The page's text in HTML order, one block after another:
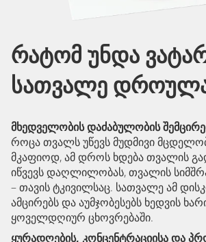
რატომ უნდა
სათვალე
მხედველობის დაძაბულობის
როცა თვალს უწევს მუდმივი
მკაფიოდ, ამ დროს ხდება თვალის
იწვევს დაღლილობას, თვალის
– თავის ტკივილსაც. სათვალე ამ
ამცირებს და აუმჯობესებს ხედვის
ყოველდღიურ ცხოვრებაში.
ყურადღების, კონცენტრაციისა და